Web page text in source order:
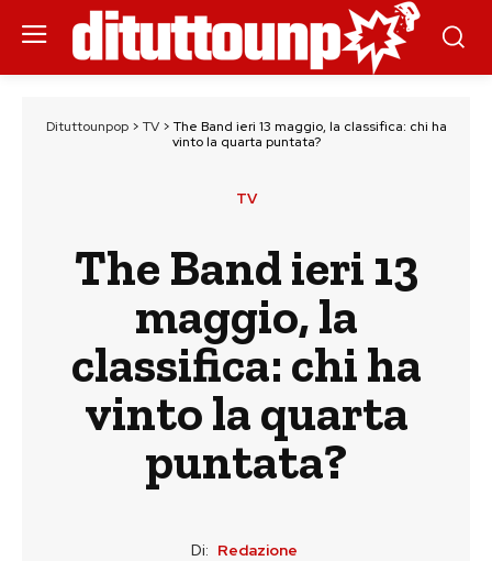
Dituttounpop> TV> The Band ieri 13 maggio, la classifica: chi ha
vinto la quarta puntata?
TV
The Band ieri 13
maggio, la
classifica: chi ha
vinto la quarta
puntata?
Di: Redazione